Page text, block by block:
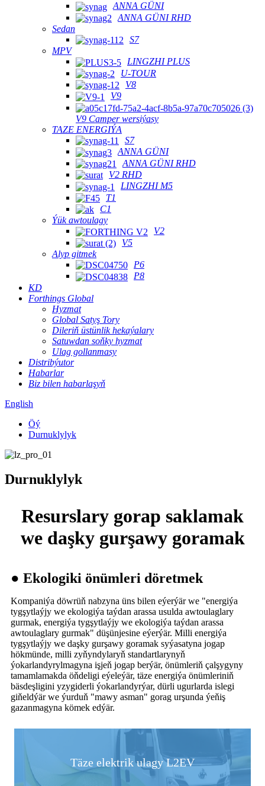
ANNA GÜNI
ANNA GÜNI RHD
Sedan
S7
MPV
LINGZHI PLUS
U-TOUR
V8
V9
V9 Camper wersiýasy
TAZE ENERGIÝA
S7
ANNA GÜNI
ANNA GÜNI RHD
V2 RHD
LINGZHI M5
T1
C1
Ýük awtoulagy
V2
V5
Alyp gitmek
P6
P8
KD
Forthings Global
Hyzmat
Global Satyş Tory
Dileriň üstünlik hekaýalary
Satuwdan soňky hyzmat
Ulag gollanmasy
Distribýutor
Habarlar
Biz bilen habarlaşyň
English
Öý
Durnuklylyk
Durnuklylyk
Resurslary gorap saklamak
we daşky gurşawy goramak
● Ekologiki önümleri döretmek
Kompaniýa döwrüň nabzyna üns bilen eýerýär we "energiýa
tygşytlaýjy we ekologiýa taýdan arassa usulda awtoulaglary
gurmak, energiýa tygşytlaýjy we ekologiýa taýdan arassa
awtoulaglary gurmak" düşünjesine eýerýär. Milli energiýa
tygşytlaýjy we daşky gurşawy goramak syýasatyna jogap
hökmünde, milli zyňyndylaryň standartlarynyň
ýokarlandyrylmagyna işjeň jogap berýär, önümleriň çalşygyny
tamamlamakda öňdeligi eýeleýär, täze energiýa önümleriniň
bäsdeşligini yzygiderli ýokarlandyrýar, dürli ugurlarda islegi
giňeldýär we ýurduň "mawy asman" gorag urşunda ýeňiş
gazanmagyna kömek edýär.
Täze elektrik ulagy L2EV